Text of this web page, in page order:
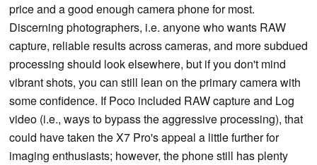
price and a good enough camera phone for most.
Discerning photographers, i.e. anyone who wants RAW
capture, reliable results across cameras, and more subdued
processing should look elsewhere, but if you don't mind
vibrant shots, you can still lean on the primary camera with
some confidence. If Poco included RAW capture and Log
video (i.e., ways to bypass the aggressive processing), that
could have taken the X7 Pro's appeal a little further for
imaging enthusiasts; however, the phone still has plenty